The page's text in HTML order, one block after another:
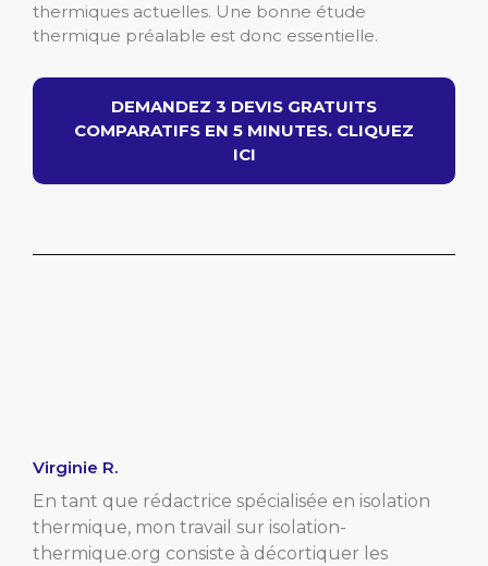
thermiques actuelles. Une bonne étude
thermique préalable est donc essentielle.
DEMANDEZ 3 DEVIS GRATUITS
COMPARATIFS EN 5 MINUTES. CLIQUEZ
ICI
Virginie R.
En tant que rédactrice spécialisée en isolation
thermique, mon travail sur isolation-
thermique.org consiste à décortiquer les